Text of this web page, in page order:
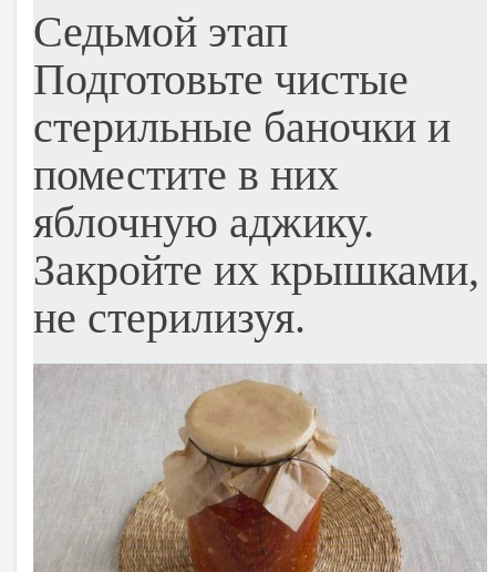
Седьмой этап
Подготовьте чистые
стерильные баночки и
поместите в них
яблочную аджику.
Закройте их крышками,
не стерилизуя.